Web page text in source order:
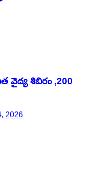
వైద్య శిబిరం ,200
2026